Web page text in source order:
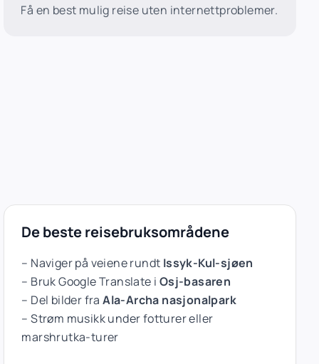
Få en best mulig reise uten internettproblemer.
De beste reisebruksområdene
– Naviger på veiene rundt Issyk-Kul-sjøen
– Bruk Google Translate i Osj-basaren
– Del bilder fraAla-Archa nasjonalpark
– Strøm musikk under fotturer eller
marshrutka-turer